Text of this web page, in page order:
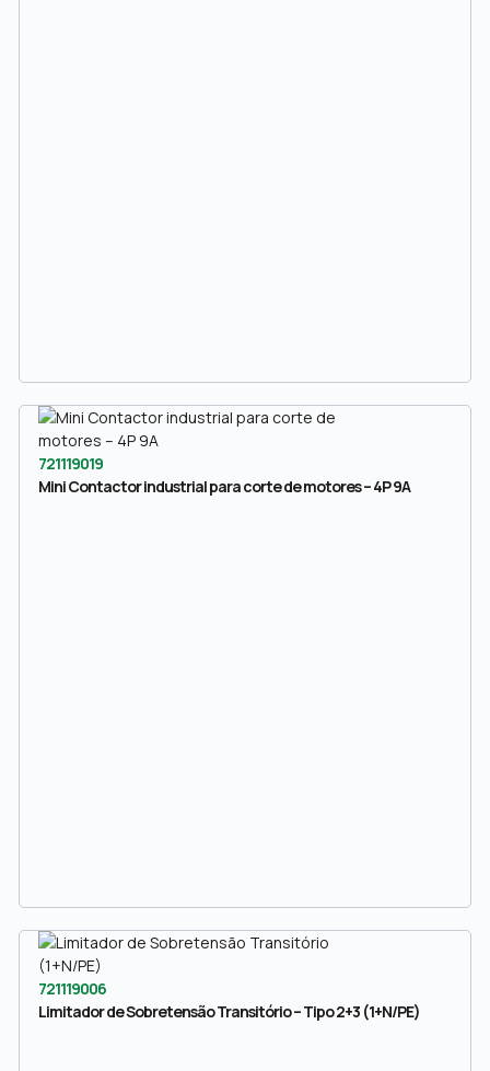
721119019
Mini Contactor industrial para corte de motores – 4P 9A
721119006
Limitador de Sobretensão Transitório – Tipo 2+3 (1+N/PE)